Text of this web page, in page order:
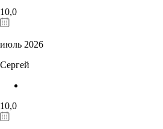
10,0
июль 2026
Сергей
10,0